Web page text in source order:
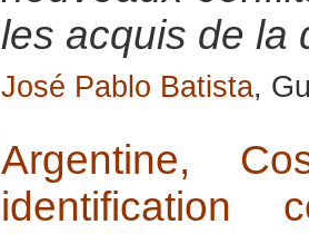
les acquis de la
José Pablo Batista,
Argentine,
identification